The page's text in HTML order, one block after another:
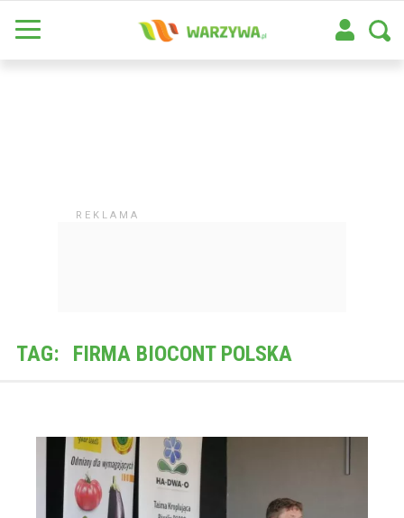
TAG: FIRMA BIOCONT POLSKA